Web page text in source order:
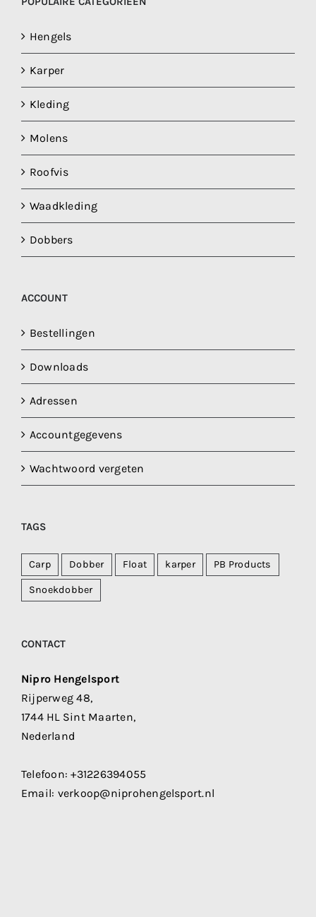
Hengels
Karper
Kleding
Molens
Roofvis
Waadkleding
Dobbers
ACCOUNT
Bestellingen
Downloads
Adressen
Accountgegevens
Wachtwoord vergeten
TAGS
Carp Dobber Float karper PB Products
Snoekdobber
CONTACT
Nipro Hengelsport
Rijperweg 48,
1744 HL Sint Maarten,
Nederland
Telefoon:+31226394055
Email: verkoop@niprohengelsport.nl